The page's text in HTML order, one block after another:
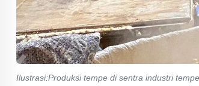
Ilustrasi:Produksi tempe di sentra industri